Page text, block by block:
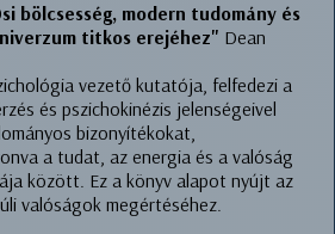
bölcsesség, modern tudomány és
titkos erejéhez" Dean
vezető kutatója, felfedezi a
és pszichokinézis jelenségeivel
bizonyítékokat,
a tudat, az energia és a valóság
között. Ez a könyv alapot nyújt az
valóságok megértéséhez.